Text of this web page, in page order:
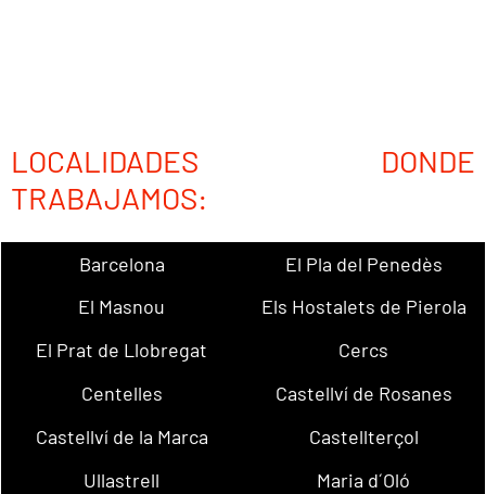
LOCALIDADES DONDE
TRABAJAMOS:
Barcelona
El Pla del Penedès
El Masnou
Els Hostalets de Pierola
El Prat de Llobregat
Cercs
Centelles
Castellví de Rosanes
Castellví de la Marca
Castellterçol
Ullastrell
Maria d´Oló